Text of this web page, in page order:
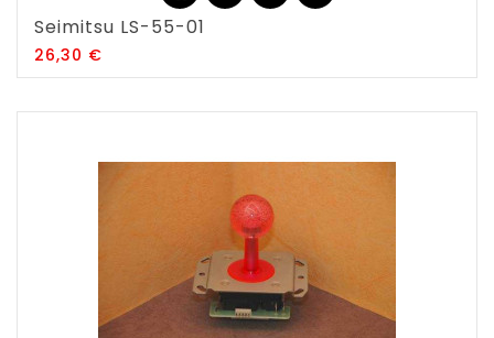
Seimitsu LS-55-01
26,30 €